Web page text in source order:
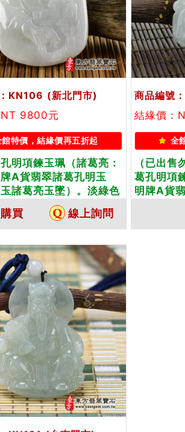
KN106 (新北門市)
9800元
館特價，結緣價再五折起
明項鍊玉珮（諸葛亮：
A貨翡翠諸葛孔明玉
諸葛亮玉墜）。淡綠色
孔明，KN106。客製化訂
孔明吊墜，手工玉雕和
A貨翡翠雙證書
買 線上詢問
商品編號
結緣價：
全
（已出售
葛孔明項
明牌A貨
玉諸葛亮
雕工精
各種諸葛